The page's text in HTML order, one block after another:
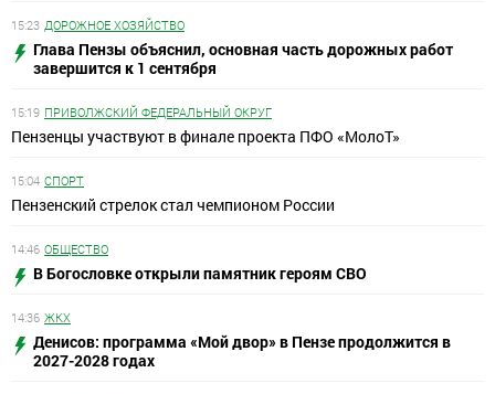
15:23 ДОРОЖНОЕ ХОЗЯЙСТВО
Глава Пензы объяснил, основная часть дорожных работ
завершится к 1 сентября
15:19 ПРИВОЛЖСКИЙ ФЕДЕРАЛЬНЫЙ ОКРУГ
Пензенцы участвуют в финале проекта ПФО «МолоТ»
15:04 СПОРТ
Пензенский стрелок стал чемпионом России
14:46 ОБЩЕСТВО
В Богословке открыли памятник героям СВО
14:36 ЖКХ
Денисов: программа «Мой двор» в Пензе продолжится в
2027-2028 годах